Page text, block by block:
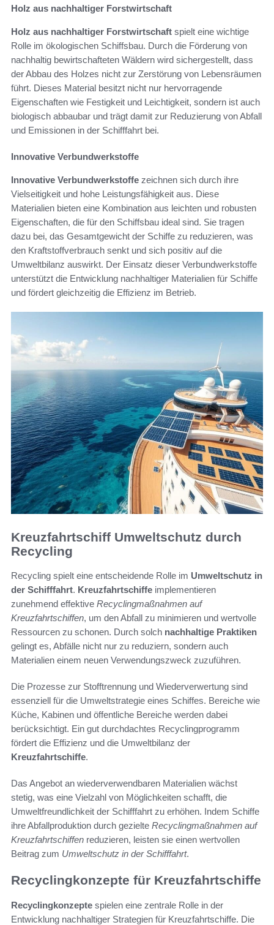
Holz aus nachhaltiger Forstwirtschaft
Holz aus nachhaltiger Forstwirtschaft spielt eine wichtige
Rolle im ökologischen Schiffsbau. Durch die Förderung von
nachhaltig bewirtschafteten Wäldern wird sichergestellt, dass
der Abbau des Holzes nicht zur Zerstörung von Lebensräumen
führt. Dieses Material besitzt nicht nur hervorragende
Eigenschaften wie Festigkeit und Leichtigkeit, sondern ist auch
biologisch abbaubar und trägt damit zur Reduzierung von Abfall
und Emissionen in der Schifffahrt bei.
Innovative Verbundwerkstoffe
Innovative Verbundwerkstoffe zeichnen sich durch ihre
Vielseitigkeit und hohe Leistungsfähigkeit aus. Diese
Materialien bieten eine Kombination aus leichten und robusten
Eigenschaften, die für den Schiffsbau ideal sind. Sie tragen
dazu bei, das Gesamtgewicht der Schiffe zu reduzieren, was
den Kraftstoffverbrauch senkt und sich positiv auf die
Umweltbilanz auswirkt. Der Einsatz dieser Verbundwerkstoffe
unterstützt die Entwicklung nachhaltiger Materialien für Schiffe
und fördert gleichzeitig die Effizienz im Betrieb.
Kreuzfahrtschiff Umweltschutz durch
Recycling
Recycling spielt eine entscheidende Rolle im Umweltschutz in
der Schifffahrt. Kreuzfahrtschiffe implementieren
zunehmend effektive Recyclingmaßnahmen auf
Kreuzfahrtschiffen, um den Abfall zu minimieren und wertvolle
Ressourcen zu schonen. Durch solch nachhaltige Praktiken
gelingt es, Abfälle nicht nur zu reduziern, sondern auch
Materialien einem neuen Verwendungszweck zuzuführen.
Die Prozesse zur Stofftrennung und Wiederverwertung sind
essenziell für die Umweltstrategie eines Schiffes. Bereiche wie
Küche, Kabinen und öffentliche Bereiche werden dabei
berücksichtigt. Ein gut durchdachtes Recyclingprogramm
fördert die Effizienz und die Umweltbilanz der
Kreuzfahrtschiffe.
Das Angebot an wiederverwendbaren Materialien wächst
stetig, was eine Vielzahl von Möglichkeiten schafft, die
Umweltfreundlichkeit der Schifffahrt zu erhöhen. Indem Schiffe
ihre Abfallproduktion durch gezielte Recyclingmaßnahmen auf
Kreuzfahrtschiffen reduzieren, leisten sie einen wertvollen
Beitrag zum Umweltschutz in der Schifffahrt.
Recyclingkonzepte für Kreuzfahrtschiffe
Recyclingkonzepte spielen eine zentrale Rolle in der
Entwicklung nachhaltiger Strategien für Kreuzfahrtschiffe. Die